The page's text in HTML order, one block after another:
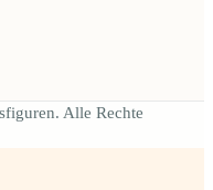
Alle Rechte